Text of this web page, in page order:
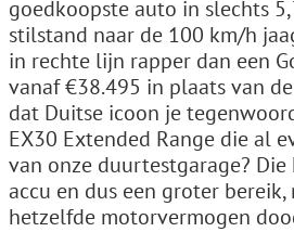
goedkoopste auto in slechts
stilstand naar de 100 km/h
in rechte lijn rapper dan een
vanaf €38.495 in plaats van
dat Duitse icoon je
EX30 Extended Range die al
van onze duurtestgarage?
accu en dus een groter bereik,
hetzelfde motorvermogen